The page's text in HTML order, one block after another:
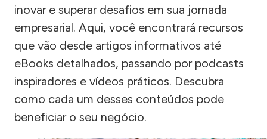
inovar e superar desafios em sua jornada
empresarial. Aqui, você encontrará recursos
que vão desde artigos informativos até
eBooks detalhados, passando por podcasts
inspiradores e vídeos práticos. Descubra
como cada um desses conteúdos pode
beneficiar o seu negócio.